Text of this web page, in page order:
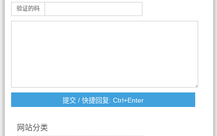
验证的码
网站分类